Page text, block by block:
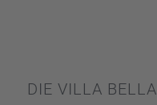
DIE VILLA BELLA